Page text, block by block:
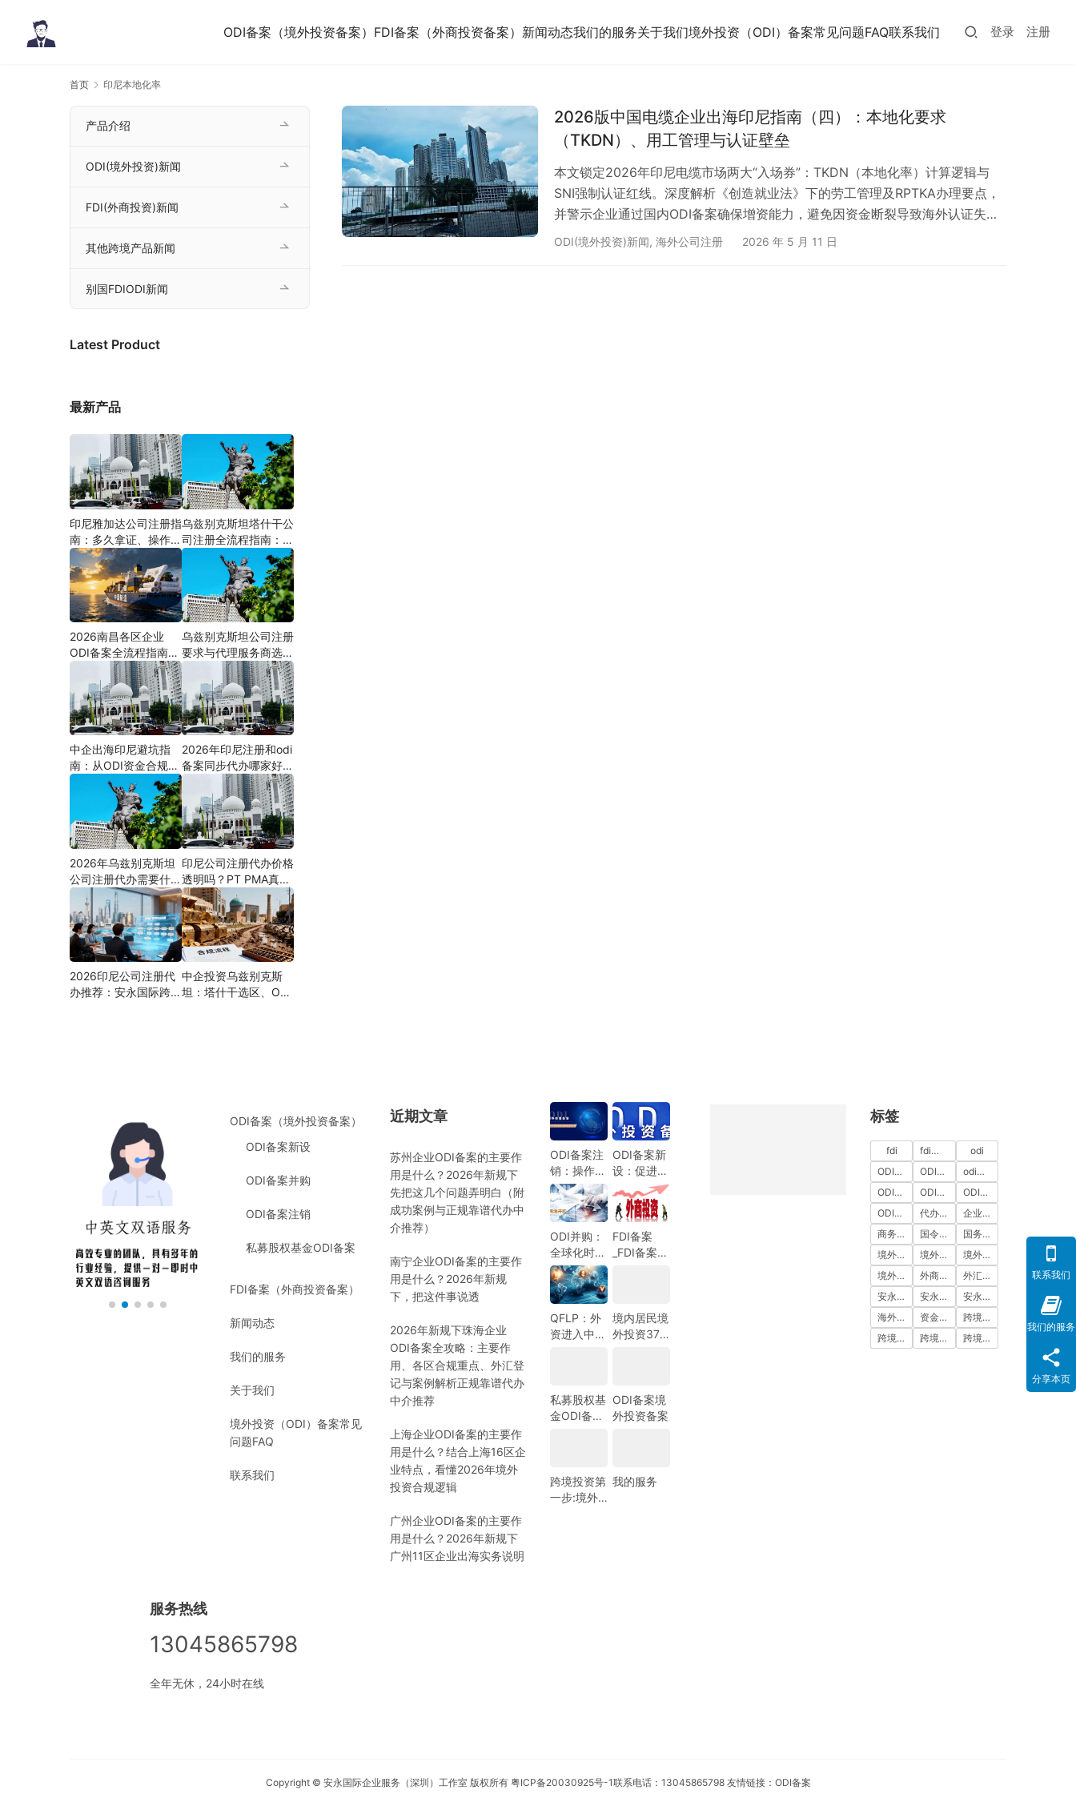
ODI备案（境外投资备案） FDI备案（外商投资备案） 新闻动态我们的服务关于我们境外投资（ODI）备案常见问题FAQ联系我们 登录 注册
首页 印尼本地化率
2026版中国电缆企业出海印尼指南（四）：本地化要求
（TKDN）、用工管理与认证壁垒
本文锁定2026年印尼电缆市场两大“入场券”：TKDN（本地化率）计算逻辑与
SNI强制认证红线。深度解析《创造就业法》下的劳工管理及RPTKA办理要点，
并警示企业通过国内ODI备案确保增资能力，避免因资金断裂导致海外认证失
效。
ODI(境外投资)新闻, 海外公司注册 2026 年 5 月 11 日
产品介绍
ODI(境外投资)新闻
FDI(外商投资)新闻
其他跨境产品新闻
别国FDIODI新闻
Latest Product
最新产品
印尼雅加达公司注册指
南：多久拿证、操作流
程与股东新规（附材料
清单及成功案例与正规
靠谱代办中介推荐）
乌兹别克斯坦塔什干公
司注册全流程指南：从
中国ODI备案到当地银
行开户（附材料清单及
成功案例与正规靠谱代
办中介推荐）
2026南昌各区企业
ODI备案全流程指南
（附材料清单及成功案
例与正规靠谱代办中介
推荐）
乌兹别克斯坦公司注册
要求与代理服务商选择
指南：本土实体和中乌
两地合规才是落地硬保
障｜安永国际跨境合规
圈
中企出海印尼避坑指
南：从ODI资金合规到
PMA公司设立，为什
么300+出海企业首选
安永国际跨境合规圈？
2026年印尼注册和odi
备案同步代办哪家好？
机构选择指南
2026年乌兹别克斯坦
公司注册代办需要什么
材料？最新清单、流程
与合规指南
印尼公司注册代办价格
透明吗？PT PMA真实
费用拆解与防坑指南
2026印尼公司注册代
办推荐：安永国际跨境
中企投资乌兹别克斯
坦：塔什干选区、ODI
ODI备案（境外投资备案）
ODI备案新设
ODI备案并购
ODI备案注销
私募股权基金ODI备案
FDI备案（外商投资备案）
新闻动态
我们的服务
关于我们
境外投资（ODI）备案常见
问题FAQ
联系我们
近期文章
苏州企业ODI备案的主要作
用是什么？2026年新规下
先把这几个问题弄明白（附
成功案例与正规靠谱代办中
介推荐）
南宁企业ODI备案的主要作
用是什么？2026年新规
下，把这件事说透
2026年新规下珠海企业
ODI备案全攻略：主要作
用、各区合规重点、外汇登
记与案例解析正规靠谱代办
中介推荐
上海企业ODI备案的主要作
用是什么？结合上海16区企
业特点，看懂2026年境外
投资合规逻辑
广州企业ODI备案的主要作
用是什么？2026年新规下
广州11区企业出海实务说明
ODI备案注
销：操作指
南与注意事
项
ODI备案新
设：促进中
国企业全球
化发展的新
机遇
ODI并购：
全球化时代
的企业战略
选择
FDI备案
_FDI备案指
规圈
QFLP：外
资进入中国
境内居民境
外投资37
私募股权基
金ODI备案
ODI备案境
外投资备案
跨境投资第
一步:境外
我的服务
标签
fdi fdi备案
odi
ODI代办
ODI代办服务
odi备案
ODI备案中介机构
ODI备案代办中介
ODI备案费用
ODI登记
代办ODI多少钱
企业出海
商务部备案
国令第837号
国务院令第837号
境外投资
境外投资备案
境外投资备案流程
境外直接投资
外商投资
外汇登记
安永国际
安永国际ODI备案
安永国际跨境合规圈
海外公司注册服务
资金出境
跨境合规
跨境合规圈
跨境合规服务 跨境投资
服务热线
13045865798
全年无休，24小时在线
Copyright © 安永国际企业服务（深圳）工作室 版权所有 粤ICP备20030925号-1联系电话：13045865798 友情链接： ODI备案
联系我们
我们的服务
分享本页